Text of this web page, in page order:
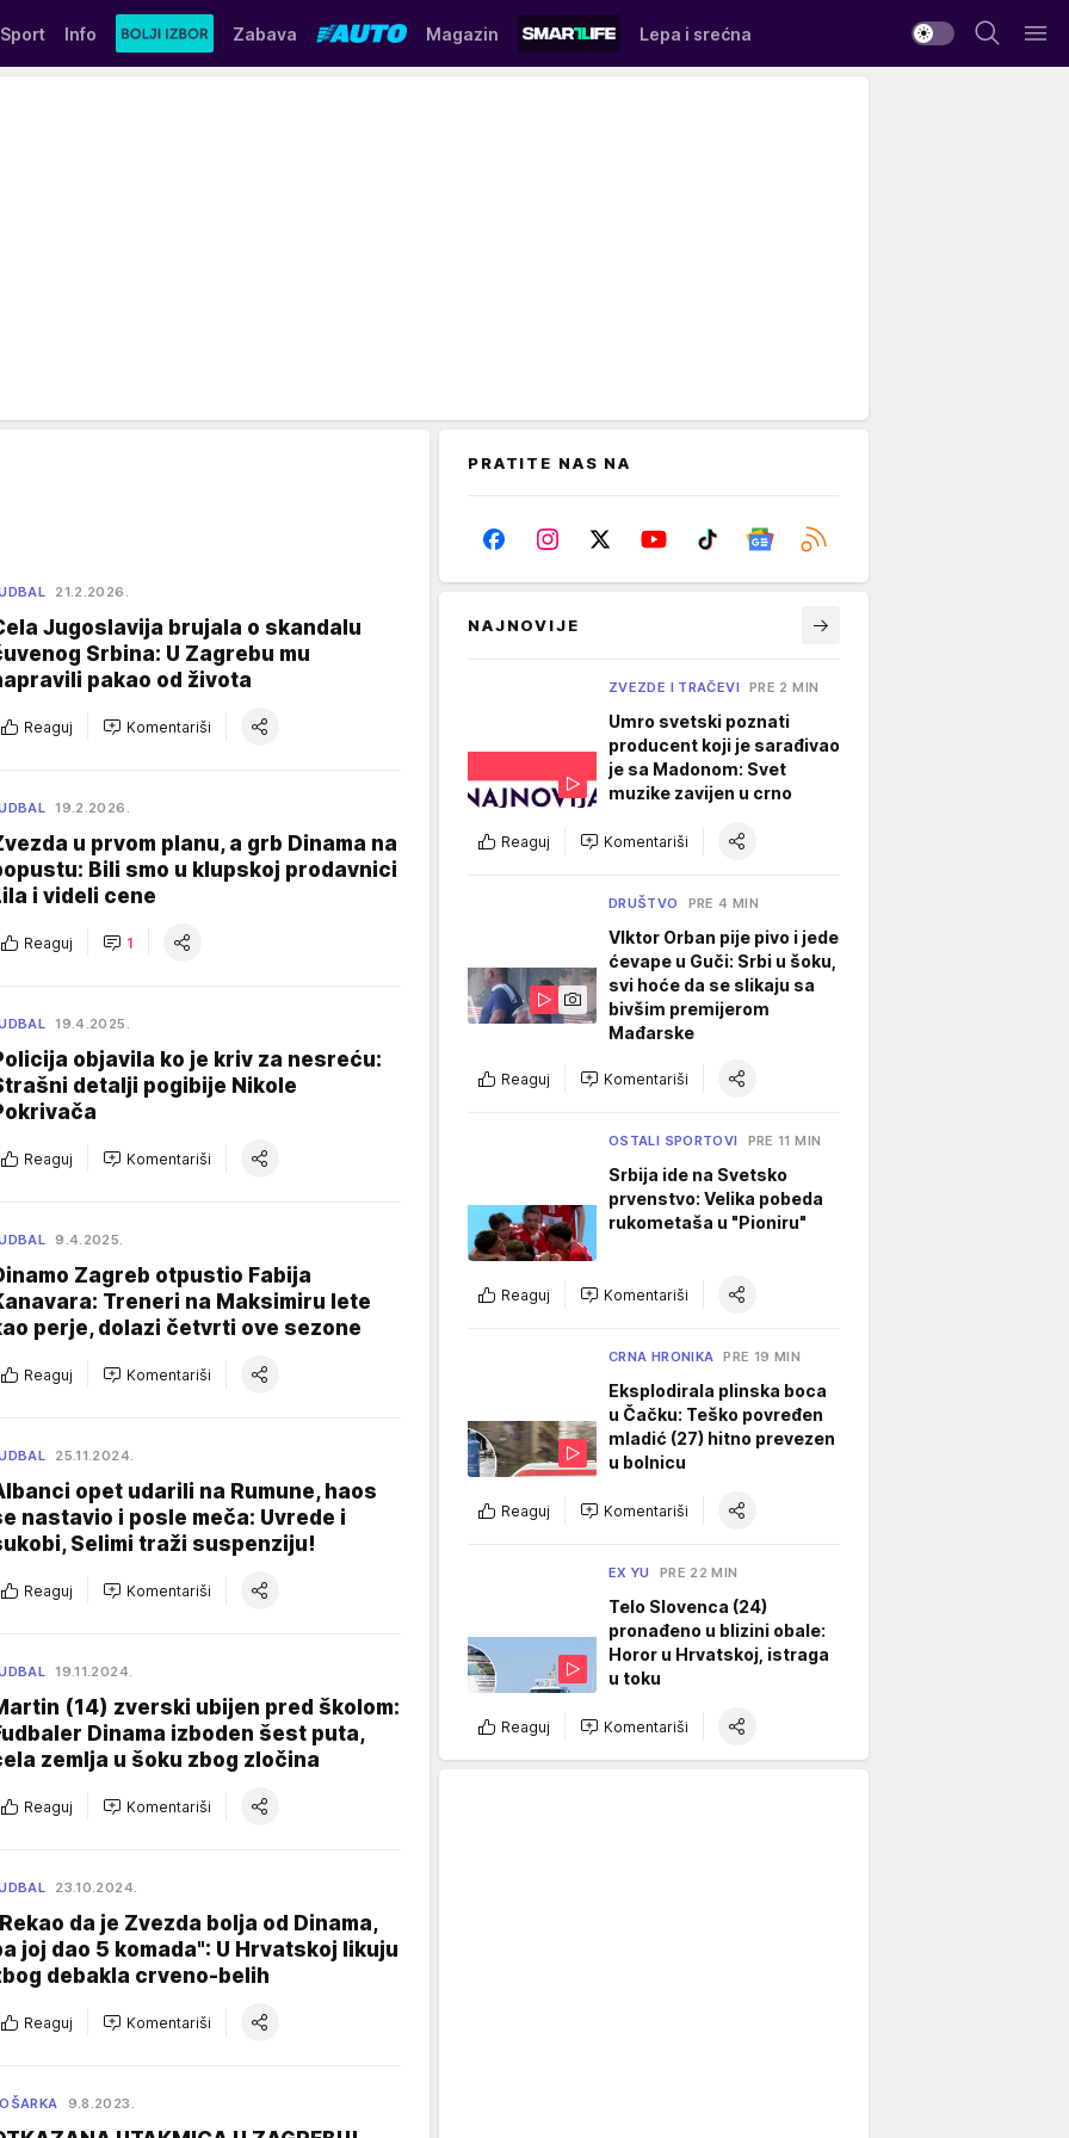
Sport Info Zabava Magazin Lepa i srećna
21.2.2026.
Jugoslavija brujala o skandalu
Srbina: U Zagrebu mu
pakao od života
Reaguj Komentariši
19.2.2026.
u prvom planu, a grb Dinama na
Bili smo u klupskoj prodavnici
i videli cene
Reaguj 1
19.4.2025.
objavila ko je kriv za nesreću:
detalji pogibije Nikole
Reaguj Komentariši
9.4.2025.
Zagreb otpustio Fabija
Treneri na Maksimiru lete
perje, dolazi četvrti ove sezone
Reaguj Komentariši
25.11.2024.
opet udarili na Rumune, haos
nastavio i posle meča: Uvrede i
Selimi traži suspenziju!
Reaguj Komentariši
19.11.2024.
(14) zverski ubijen pred školom:
Dinama izboden šest puta,
zemlja u šoku zbog zločina
Reaguj Komentariši
23.10.2024.
da je Zvezda bolja od Dinama,
joj dao 5 komada": U Hrvatskoj likuju
debakla crveno-belih
Reaguj Komentariši
9.8.2023.
PRATITE NAS NA
NAJNOVIJE
ZVEZDE I TRAČEVI PRE 2 MIN
Umro svetski poznati
producent koji je sarađivao
je sa Madonom: Svet
muzike zavijen u crno
Reaguj Komentariši
DRUŠTVO PRE 4 MIN
VIktor Orban pije pivo i jede
ćevape u Guči: Srbi u šoku,
svi hoće da se slikaju sa
bivšim premijerom
Mađarske
Reaguj Komentariši
OSTALI SPORTOVI PRE 11 MIN
Srbija ide na Svetsko
prvenstvo: Velika pobeda
rukometaša u "Pioniru"
Reaguj Komentariši
CRNA HRONIKA PRE 19 MIN
Eksplodirala plinska boca
u Čačku: Teško povređen
mladić (27) hitno prevezen
u bolnicu
Reaguj Komentariši
EX YU PRE 22 MIN
Telo Slovenca (24)
pronađeno u blizini obale:
Horor u Hrvatskoj, istraga
u toku
Reaguj Komentariši